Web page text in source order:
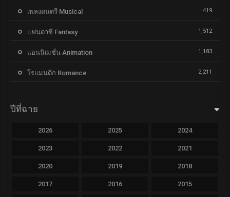
เพลงดนตรี Musical 419
แฟนตาซี Fantasy 1,512
แอนนิเมชั่น Animation 1,183
โรแมนติก Romance 2,211
ปีที่ฉาย
2026 2025 2024
2023 2022 2021
2020 2019 2018
2017 2016 2015